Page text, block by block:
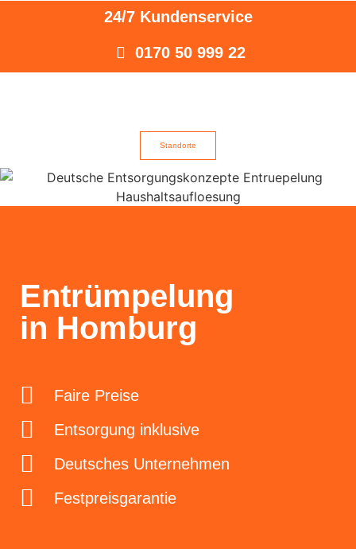
24/7 Kundenservice
0170 50 999 22
Standorte
Entrümpelung
in Homburg
Faire Preise
Entsorgung inklusive
Deutsches Unternehmen
Festpreisgarantie